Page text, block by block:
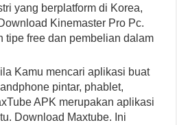
yang berplatform di Korea,
Kinemaster Pro Pc.
tipe free dan pembelian dalam
Kamu mencari aplikasi buat
pintar, phablet,
APK merupakan aplikasi
Download Maxtube. Ini